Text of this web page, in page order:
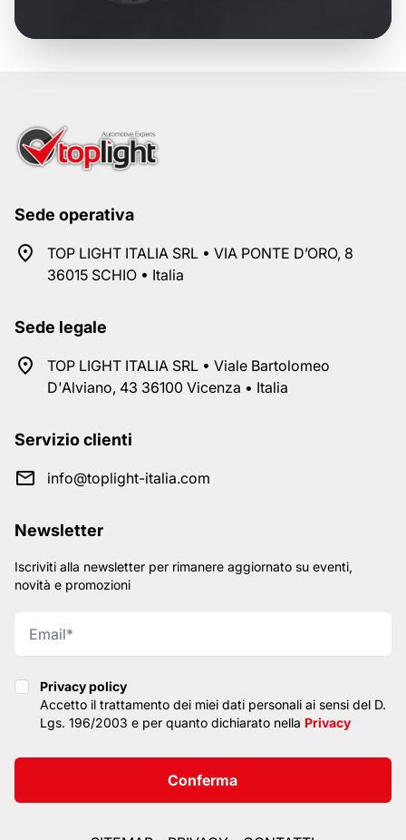
Sede operativa
TOP LIGHT ITALIA SRL • VIA PONTE D’ORO, 8
36015 SCHIO • Italia
Sede legale
TOP LIGHT ITALIA SRL • Viale Bartolomeo
D'Alviano, 43 36100 Vicenza • Italia
Servizio clienti
info@toplight-italia.com
Newsletter
Iscriviti alla newsletter per rimanere aggiornato su eventi,
novità e promozioni
Privacy policy
Privacy policy
Accetto il trattamento dei miei dati personali ai sensi del D.
Lgs. 196/2003 e per quanto dichiarato nella Privacy
Conferma